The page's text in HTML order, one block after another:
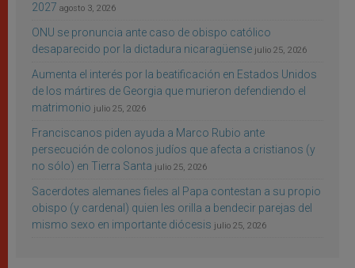
2027 agosto 3, 2026
ONU se pronuncia ante caso de obispo católico
desaparecido por la dictadura nicaragüense julio 25, 2026
Aumenta el interés por la beatificación en Estados Unidos
de los mártires de Georgia que murieron defendiendo el
matrimonio julio 25, 2026
Franciscanos piden ayuda a Marco Rubio ante
persecución de colonos judíos que afecta a cristianos (y
no sólo) en Tierra Santa julio 25, 2026
Sacerdotes alemanes fieles al Papa contestan a su propio
obispo (y cardenal) quien les orilla a bendecir parejas del
mismo sexo en importante diócesis julio 25, 2026